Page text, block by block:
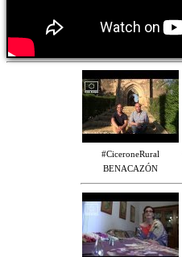
#CiceroneRural
BENACAZÓN